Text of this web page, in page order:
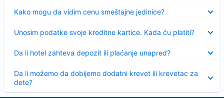
Kako mogu da vidim cenu smeštajne jedinice?
Unosim podatke svoje kreditne kartice. Kada ću platiti?
Da li hotel zahteva depozit ili plaćanje unapred?
Da li možemo da dobijemo dodatni krevet ili krevetac za
dete?